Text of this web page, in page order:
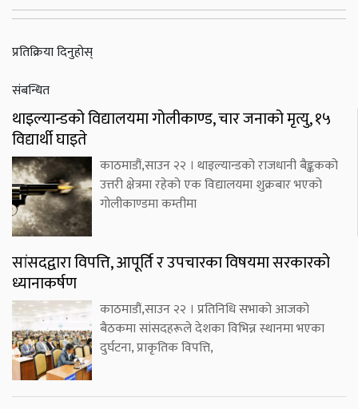
प्रतिक्रिया दिनुहोस्
संबन्धित
थाइल्यान्डको विद्यालयमा गोलीकाण्ड, चार जनाको मृत्यु, १५
विद्यार्थी घाइते
काठमाडौं,साउन २२ । थाइल्यान्डको राजधानी बैङ्ककको
उत्तरी क्षेत्रमा रहेको एक विद्यालयमा शुक्रबार भएको
गोलीकाण्डमा कम्तीमा
सांसदद्वारा विपत्ति, आपूर्ति र उपचारका विषयमा सरकारको
ध्यानाकर्षण
काठमाडौं,साउन २२ । प्रतिनिधि सभाको आजको
बैठकमा सांसदहरूले देशका विभिन्न स्थानमा भएका
दुर्घटना, प्राकृतिक विपत्ति,